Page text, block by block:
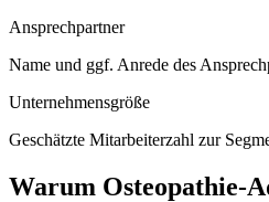
Ansprechpartner
Name und ggf. Anrede des
Unternehmensgröße
Geschätzte Mitarbeiterzahl zur
Warum Osteopathie-